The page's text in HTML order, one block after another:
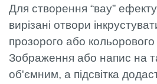
Для створення “вау”
вирізані отвори
прозорого або кольорового
Зображення або напис на
об'ємним, а підсвітка